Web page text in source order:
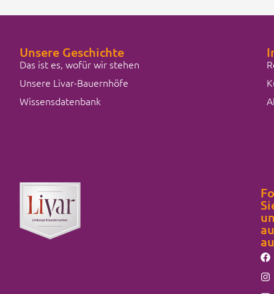
Unsere Geschichte
Das ist es, wofür wir stehen
Unsere Livar-Bauernhöfe
Wissensdatenbank